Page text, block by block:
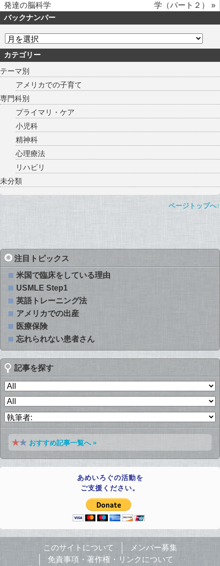
発達の脳科学
学（パート２）
»
バックナンバー
カテゴリー
テーマ別
アメリカでの子育て
専門科別
プライマリ・ケア
小児科
精神科
心理療法
リハビリ
未分類
ページトップへ↑
注目トピックス
米国で臨床をしている理由
USMLE Step1
英語トレーニング法
アメリカでの出産
医療保険
忘れられない患者さん
記事を探す
おすすめ記事一覧へ »
あめいろぐの活動を
ご支援ください。
このサイトについて
メンバー募集
免責事項・著作権・リンクについて